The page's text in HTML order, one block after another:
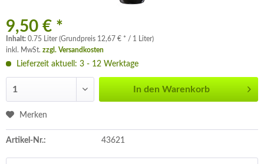
9,50 € *
Inhalt: 0.75 Liter (Grundpreis 12,67 € * / 1 Liter)
inkl. MwSt. zzgl. Versandkosten
Lieferzeit aktuell: 3 - 12 Werktage
In den Warenkorb
Merken
Artikel-Nr.: 43621